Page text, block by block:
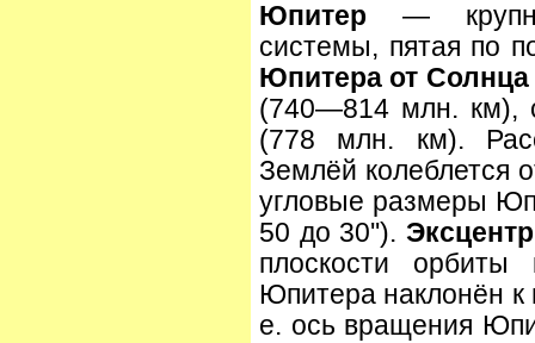
Юпитер —
системы, пятая по
Юпитера от Солнца
(740—814 млн. км),
(778 млн. км).
Землёй колеблется
угловые размеры
50 до 30'').
плоскости орбиты
Юпитера наклонён к
е. ось вращения